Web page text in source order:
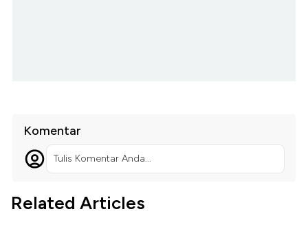
Komentar
Tulis Komentar Anda...
Related Articles